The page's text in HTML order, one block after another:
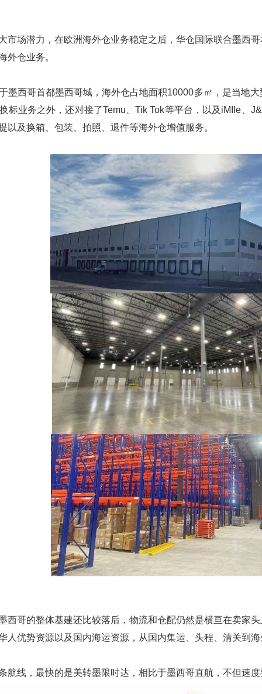
市场潜力，在欧洲海外仓业务稳定之后，华仓国际联合墨西
外仓业务。
墨西哥首都墨西哥城，海外仓占地面积10000多㎡，是当地
标业务之外，还对接了Temu、Tik Tok等平台，以及iMIle、
以及换箱、包装、拍照、退件等海外仓增值服务。
西哥的整体基建还比较落后，物流和仓配仍然是横亘在卖家
人优势资源以及国内海运资源，从国内集运、头程、清关到
航线，最快的是美转墨限时达，相比于墨西哥直航，不但速